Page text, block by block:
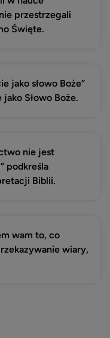
przestrzegali
Święte.
jako słowo Boże”
Słowo Boże.
nie jest
podkreśla
Biblii.
wam to, co
wiary,